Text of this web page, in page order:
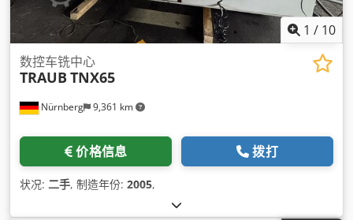
1 / 10
Nürnberg 9,361 km
数控车铣中心
TRAUB TNX65
价格信息 拨打
状况: 二手, 制造年份: 2005,